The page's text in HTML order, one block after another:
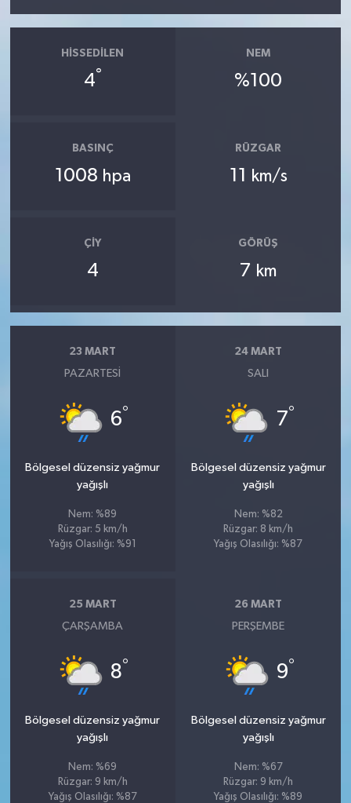
HISSEDILEN
4°
NEM
%100
BASINÇ
1008 hpa
RÜZGAR
11 km/s
ÇIY
4
GÖRÜŞ
7 km
23 MART
PAZARTESI
6°
Bölgesel düzensiz yağmur
yağışlı
Nem: %89
Rüzgar: 5 km/h
Yağış Olasılığı: %91
24 MART
SALI
7°
Bölgesel düzensiz yağmur
yağışlı
Nem: %82
Rüzgar: 8 km/h
Yağış Olasılığı: %87
25 MART
ÇARŞAMBA
8°
Bölgesel düzensiz yağmur
yağışlı
Nem: %69
Rüzgar: 9 km/h
Yağış Olasılığı: %87
26 MART
PERŞEMBE
9°
Bölgesel düzensiz yağmur
yağışlı
Nem: %67
Rüzgar: 9 km/h
Yağış Olasılığı: %89